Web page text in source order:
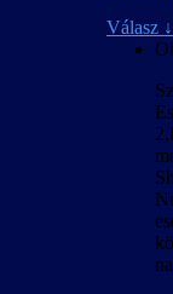
Válasz ↓